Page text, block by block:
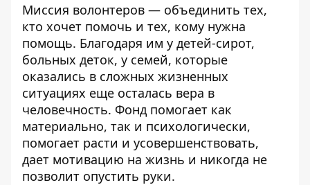
Миссия волонтеров — объединить тех,
кто хочет помочь и тех, кому нужна
помощь. Благодаря им у детей-сирот,
больных деток, у семей, которые
оказались в сложных жизненных
ситуациях еще осталась вера в
человечность. Фонд помогает как
материально, так и психологически,
помогает расти и усовершенствовать,
дает мотивацию на жизнь и никогда не
позволит опустить руки.